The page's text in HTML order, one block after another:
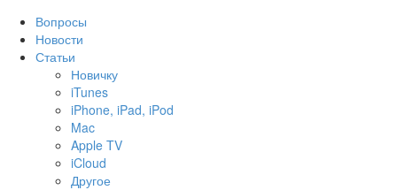
Вопросы
Новости
Статьи
Новичку
iTunes
iPhone, iPad, iPod
Mac
Apple TV
iCloud
Другое